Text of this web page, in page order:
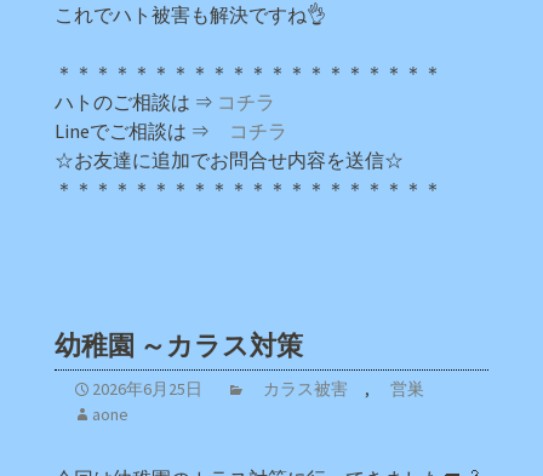
これでハト被害も解決ですね👌
＊＊＊＊＊＊＊＊＊＊＊＊＊＊＊＊＊＊＊＊
ハトのご相談は ⇒ コチラ
Lineでご相談は ⇒ コチラ
☆お友達に追加でお問合せ内容を送信☆
＊＊＊＊＊＊＊＊＊＊＊＊＊＊＊＊＊＊＊＊
幼稚園 ～カラス対策
2026年6月25日 カラス被害 ,
営巣
aone